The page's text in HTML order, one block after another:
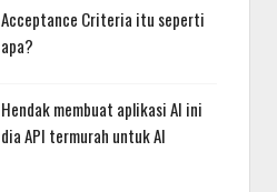
Acceptance Criteria itu seperti
apa?
Hendak membuat aplikasi AI ini
dia API termurah untuk AI